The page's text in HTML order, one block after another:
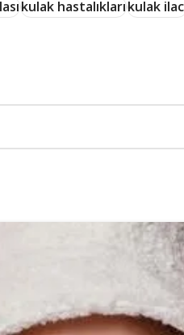
kulak hastalıklarıkulak